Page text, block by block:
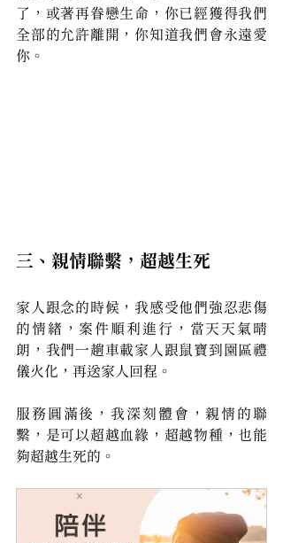
了，或著再眷戀生命，你已經獲得我們
全部的允許離開，你知道我們會永遠愛
你。
三、親情聯繫，超越生死
家人跟念的時候，我感受他們強忍悲傷
的情緒，案件順利進行，當天天氣晴
朗，我們一趟車載家人跟鼠寶到園區禮
儀火化，再送家人回程。
服務圓滿後，我深刻體會，親情的聯
繫，是可以超越血緣，超越物種，也能
夠超越生死的。